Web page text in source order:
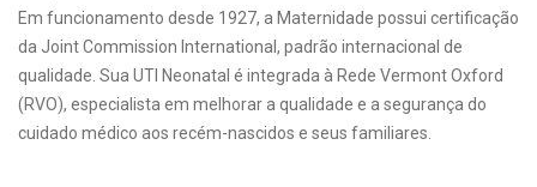
Em funcionamento desde 1927, a Maternidade possui certificação
da Joint Commission International, padrão internacional de
qualidade. Sua UTI Neonatal é integrada à Rede Vermont Oxford
(RVO), especialista em melhorar a qualidade e a segurança do
cuidado médico aos recém-nascidos e seus familiares.